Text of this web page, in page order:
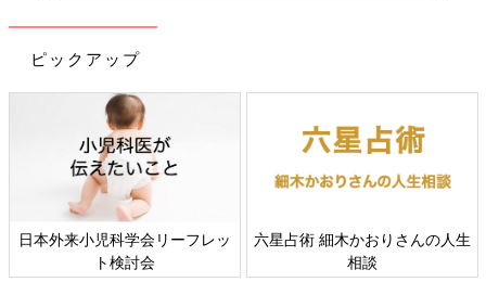
ピックアップ
日本外来小児科学会リーフレッ
ト検討会
六星占術 細木かおりさんの人生
相談